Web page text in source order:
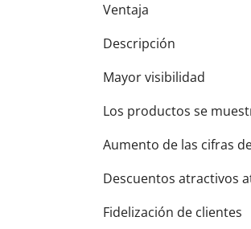
Ventaja
Descripción
Mayor visibilidad
Los productos se
Aumento de las cifras
Descuentos atractivos
Fidelización de clientes